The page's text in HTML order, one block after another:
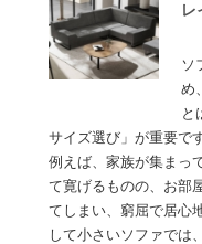
レ
ソ
め
と
サイズ選び」が重要です
例えば、家族が集まっ
て寛げるものの、お部
てしまい、窮屈で居心
して小さいソファでは